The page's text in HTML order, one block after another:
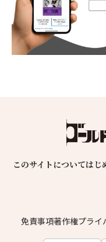
このサイトについてはじ
免責事項著作権プライ